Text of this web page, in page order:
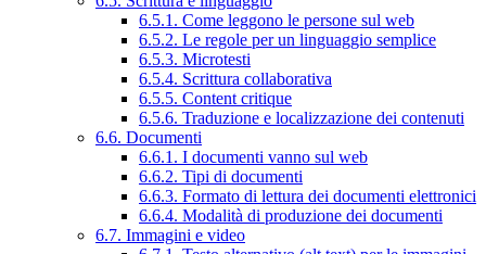
6.5.1. Come leggono le persone sul web
6.5.2. Le regole per un linguaggio semplice
6.5.3. Microtesti
6.5.4. Scrittura collaborativa
6.5.5. Content critique
6.5.6. Traduzione e localizzazione dei contenuti
6.6. Documenti
6.6.1. I documenti vanno sul web
6.6.2. Tipi di documenti
6.6.3. Formato di lettura dei documenti elettronici
6.6.4. Modalità di produzione dei documenti
6.7. Immagini e video